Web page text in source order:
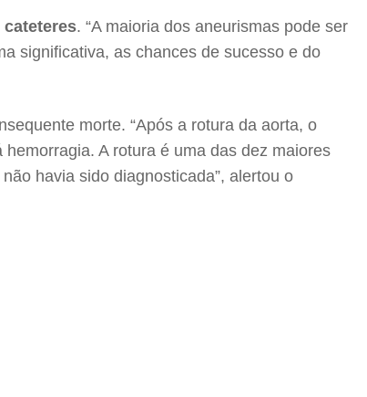
cateteres. “A maioria dos aneurismas pode ser
significativa, as chances de sucesso e do
morte. “Após a rotura da aorta, o
A rotura é uma das dez maiores
havia sido diagnosticada”, alertou o